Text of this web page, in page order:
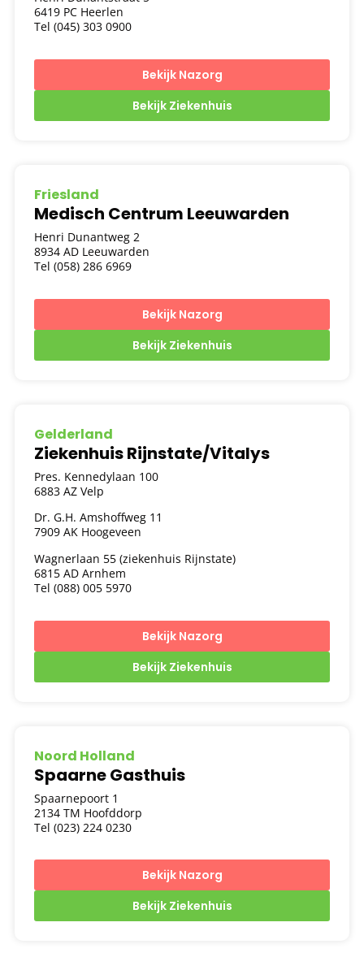
6419 PC Heerlen
Tel (045) 303 0900
Bekijk Nazorg
Bekijk Ziekenhuis
Friesland
Medisch Centrum Leeuwarden
Henri Dunantweg 2
8934 AD Leeuwarden
Tel (058) 286 6969
Bekijk Nazorg
Bekijk Ziekenhuis
Gelderland
Ziekenhuis Rijnstate/Vitalys
Pres. Kennedylaan 100
6883 AZ Velp
Dr. G.H. Amshoffweg 11
7909 AK Hoogeveen
Wagnerlaan 55 (ziekenhuis Rijnstate)
6815 AD Arnhem
Tel (088) 005 5970
Bekijk Nazorg
Bekijk Ziekenhuis
Noord Holland
Spaarne Gasthuis
Spaarnepoort 1
2134 TM Hoofddorp
Tel (023) 224 0230
Bekijk Nazorg
Bekijk Ziekenhuis